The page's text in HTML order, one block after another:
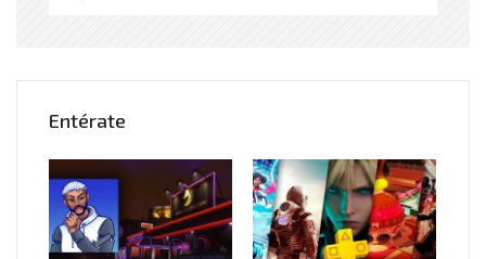
Entérate